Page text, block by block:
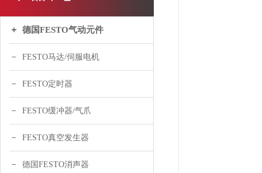
德国FESTO气动元件
FESTO马达/伺服电机
FESTO定时器
FESTO缓冲器/气爪
FESTO真空发生器
德国FESTO消声器